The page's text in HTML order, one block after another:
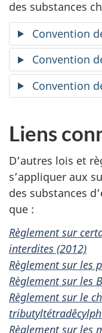
des substances
Convention
Convention
Convention
Liens
D’autres lois et
s’appliquer aux
des substances
que :
Règlement sur
interdites (2012)
Règlement sur les
Règlement sur les
Règlement sur le
Règlement sur les